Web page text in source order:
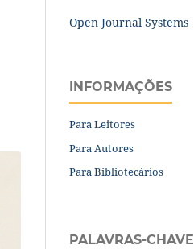
Open Journal Systems
INFORMAÇÕES
Para Leitores
Para Autores
Para Bibliotecários
PALAVRAS-CHAVE